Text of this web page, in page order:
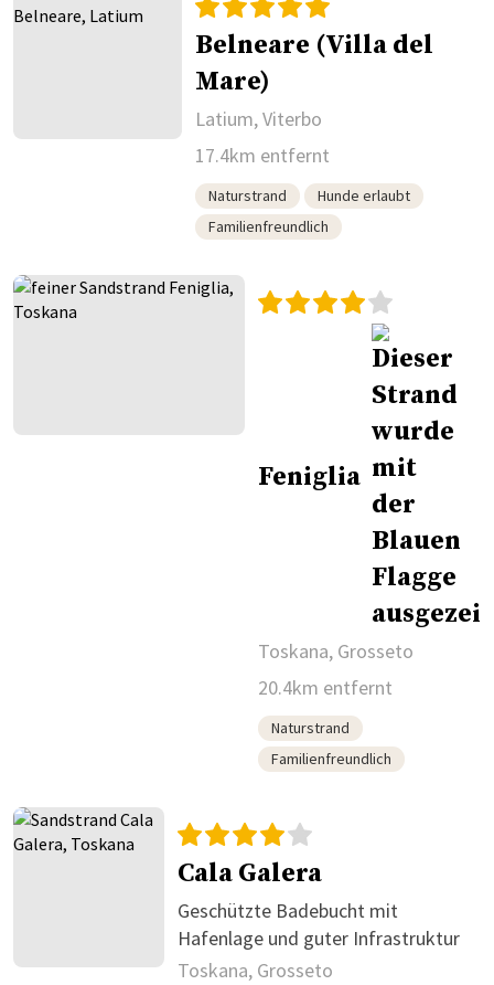
Belneare (Villa del
Mare)
Latium, Viterbo
17.4km entfernt
Naturstrand
Hunde erlaubt
Familienfreundlich
Feniglia
Toskana, Grosseto
20.4km entfernt
Naturstrand
Familienfreundlich
Cala Galera
Geschützte Badebucht mit
Hafenlage und guter Infrastruktur
Toskana, Grosseto